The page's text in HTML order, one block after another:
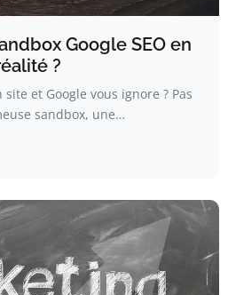
Google SEO en
?
et Google vous ignore ? Pas
sandbox, une…